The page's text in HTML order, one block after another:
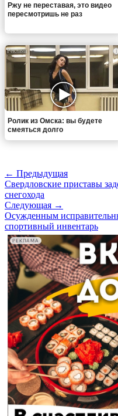
Ржу не переставая, это видео
пересмотришь не раз
i
Ролик из Омска: вы будете
смеяться долго
← Предыдущая
Свердловские приставы
снегохода
Следующая →
Осужденным
спортивный инвентарь
РЕКЛАМА